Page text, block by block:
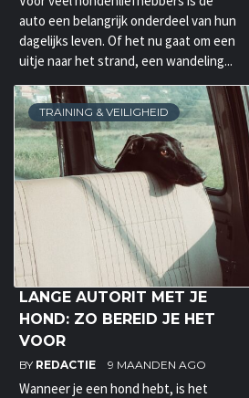
auto een belangrijk onderdeel van hun
dagelijks leven. Of het nu gaat om een
uitje naar het strand, een wandeling...
TRAINING & VEILIGHEID
LANGE AUTORIT MET JE
HOND: ZO BEREID JE HET
VOOR
BY REDACTIE 9 MAANDEN AGO
Wanneer je een hond hebt, is het